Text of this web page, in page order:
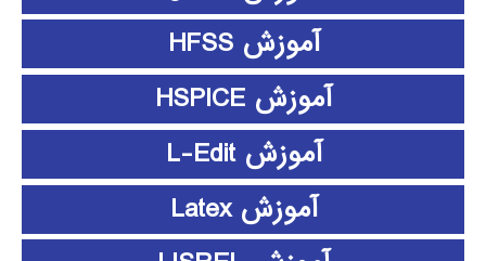
آموزش HFSS
آموزش HSPICE
آموزش L-Edit
آموزش Latex